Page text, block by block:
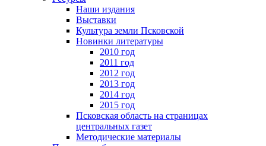
Наши издания
Выставки
Культура земли Псковской
Новинки литературы
2010 год
2011 год
2012 год
2013 год
2014 год
2015 год
Псковская область на страницах
центральных газет
Методические материалы